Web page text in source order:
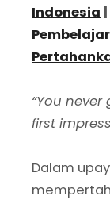
Indonesia |
“You
first
Dalam